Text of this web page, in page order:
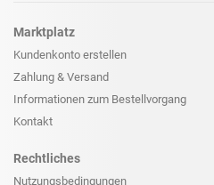
Marktplatz
Kundenkonto erstellen
Zahlung & Versand
Informationen zum Bestellvorgang
Kontakt
Rechtliches
Nutzungsbedingungen